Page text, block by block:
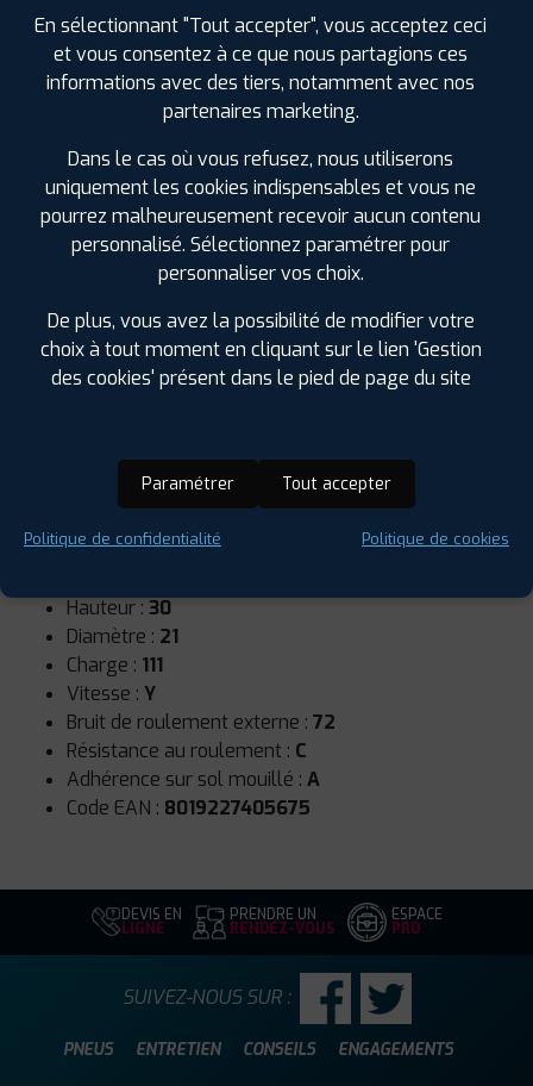
Runflat :Non
Hauteur : 30
Diamètre : 21
Charge : 111
Vitesse : Y
Bruit de roulement externe : 72
Résistance au roulement : C
Adhérence sur sol mouillé : A
Code EAN : 8019227405675
DEVIS EN
LIGNE
PRENDRE UN
RENDEZ-VOUS
ESPACE
PRO
PNEUS ENTRETIEN CONSEILS ENGAGEMENTS
SUIVEZ-NOUS SUR :
En sélectionnant "Tout accepter", vous acceptez ceci
et vous consentez à ce que nous partagions ces
informations avec des tiers, notamment avec nos
partenaires marketing.
Dans le cas où vous refusez, nous utiliserons
uniquement les cookies indispensables et vous ne
pourrez malheureusement recevoir aucun contenu
personnalisé. Sélectionnez paramétrer pour
personnaliser vos choix.
De plus, vous avez la possibilité de modifier votre
choix à tout moment en cliquant sur le lien 'Gestion
des cookies' présent dans le pied de page du site
Paramétrer Tout accepter
Politique de confidentialité Politique de cookies